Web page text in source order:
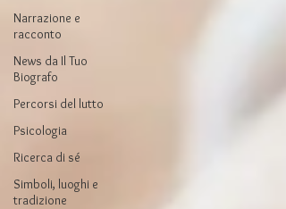
Narrazione e
racconto
News da Il Tuo
Biografo
Percorsi del lutto
Psicologia
Ricerca di sé
Simboli, luoghi e
tradizione